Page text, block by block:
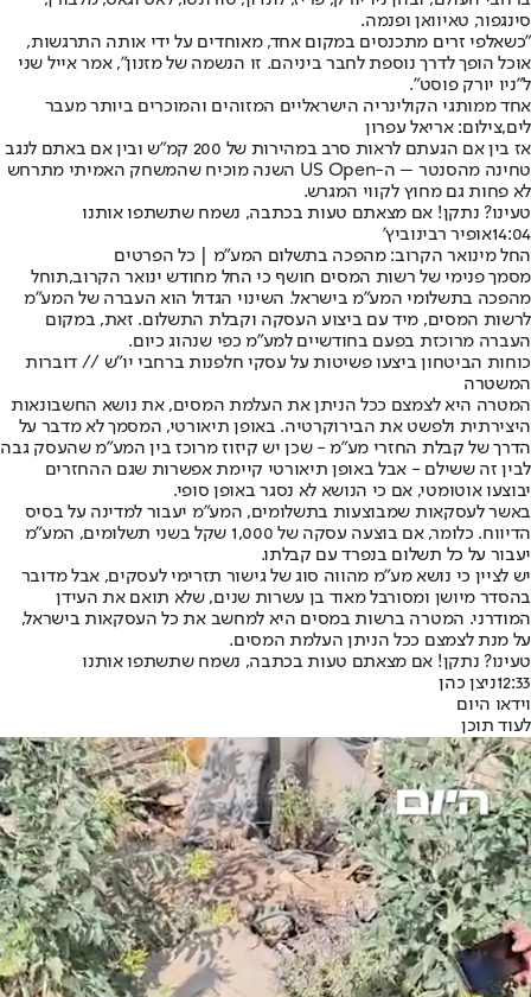
סינגפור, טאיוואן ופנמה.
"כשאלפי זרים מתכנסים במקום אחד, מאוחדים על ידי אותה התרגשות,
אוכל הופך לדרך נוספת לחבר ביניהם. זו הנשמה של מזנון", אמר אייל שני
ל"ניו יורק פוסט".
אחד ממותגי הקולינריה הישראליים המזוהים והמוכרים ביותר מעבר
לים,צילום: אריאל עפרון
אז בין אם הגעתם לראות סרב במהירות של 200 קמ"ש ובין אם באתם לנגב
טחינה מהסנטר – ה-US Open השנה מוכיח שהמשחק האמיתי מתרחש
לא פחות גם מחוץ לקווי המגרש.
טעינו? נתקן! אם מצאתם טעות בכתבה, נשמח שתשתפו אותנו
14:04אופיר רבינוביץ'
החל מינואר הקרוב: מהפכה בתשלום המע"מ | כל הפרטים
מסמך פנימי של רשות המסים חושף כי החל מחודש ינואר הקרוב,תוחל
מהפכה בתשלומי המע"מ בישראל. השינוי הגדול הוא העברה של המע"מ
לרשות המסים, מיד עם ביצוע העסקה וקבלת התשלום. זאת, במקום
העברה מרוכזת בפעם בחודשיים למע"מ כפי שנהוג כיום.
כוחות הביטחון ביצעו פשיטות על עסקי חלפנות ברחבי יו"ש // דוברות
המשטרה
המטרה היא לצמצם ככל הניתן את העלמת המסים, את נושא החשבונאות
היצירתית ולפשט את הבירוקרטיה. באופן תיאורטי, המסמך לא מדבר על
הדרך של קבלת החזרי מע"מ - שכן יש קיזוז מרוכז בין המע"מ שהעסק גבה
לבין זה ששילם - אבל באופן תיאורטי קיימת אפשרות שגם ההחזרים
יבוצעו אוטומטי, אם כי הנושא לא נסגר באופן סופי.
באשר לעסקאות שמבוצעות בתשלומים, המע"מ יעבור למדינה על בסיס
הדיווח. כלומר, אם בוצעה עסקה של 1,000 שקל בשני תשלומים, המע"מ
יעבור על כל תשלום בנפרד עם קבלתו.
יש לציין כי נושא מע"מ מהווה סוג של גישור תזרימי לעסקים, אבל מדובר
בהסדר מיושן ומסורבל מאוד בן עשרות שנים, שלא תואם את העידן
המודרני. המטרה ברשות במסים היא למחשב את כל העסקאות בישראל,
על מנת לצמצם ככל הניתן העלמת המסים.
טעינו? נתקן! אם מצאתם טעות בכתבה, נשמח שתשתפו אותנו
12:33ניצן כהן
וידאו היום
לעוד תוכן